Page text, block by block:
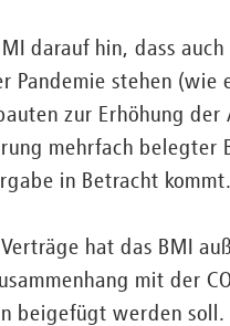
darauf hin, dass
Pandemie stehen
zur Erhöhung
mehrfach
in Betracht kommt.
hat das BMI
mit der
beigefügt werden